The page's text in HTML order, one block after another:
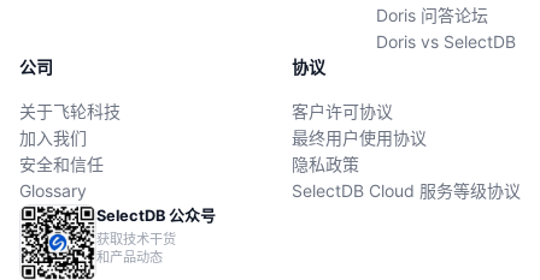
Doris 问答论坛
Doris vs SelectDB
公司
关于飞轮科技
加入我们
安全和信任
Glossary
协议
客户许可协议
最终用户使用协议
隐私政策
SelectDB Cloud 服务等级协议
SelectDB 公众号
获取技术干货
和产品动态